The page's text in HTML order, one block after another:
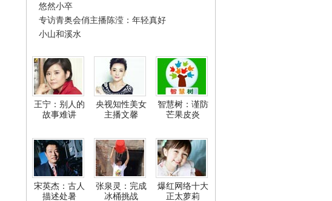
悠然小卒
专访青奥会俏主播陈滢：年轻真好
小山和溪水
王宁：别人的
故事难讲
央视知性美女
主播文馨
智慧树：谨防
芒果皮炎
宋英杰：古人
描述处暑
张泉灵：完成
冰桶挑战
爆红网络十大
正太萝莉